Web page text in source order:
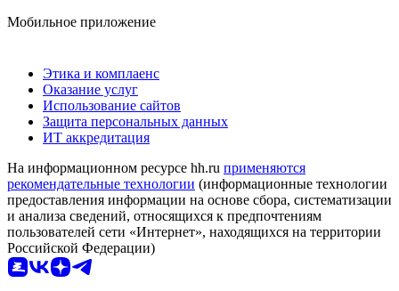
Мобильное приложение
Этика и комплаенс
Оказание услуг
Использование сайтов
Защита персональных данных
ИТ аккредитация
На информационном ресурсе hh.ru применяются
рекомендательные технологии (информационные технологии
предоставления информации на основе сбора, систематизации
и анализа сведений, относящихся к предпочтениям
пользователей сети «Интернет», находящихся на территории
Российской Федерации)